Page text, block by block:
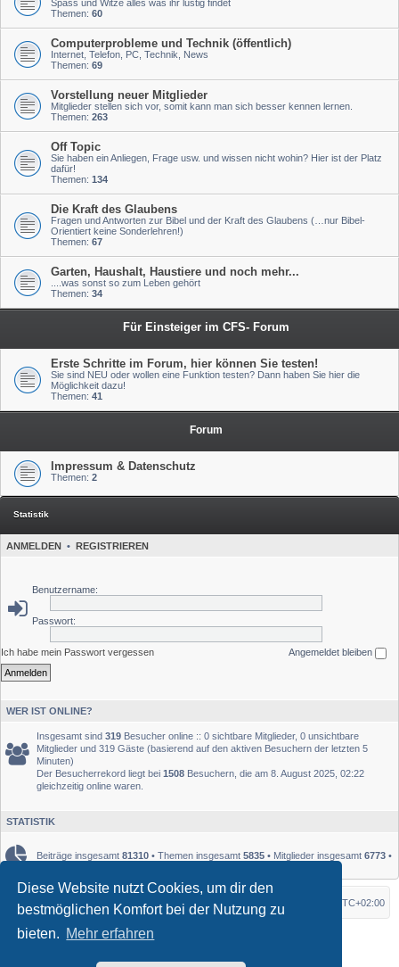
Diese Website nutzt Cookies, um dir den
bestmöglichen Komfort bei der Nutzung zu
bieten. Mehr erfahren
Spass und Witze alles was ihr lustig findet
Themen: 60
Computerprobleme und Technik (öffentlich)
Internet, Telefon, PC, Technik, News
Themen: 69
Vorstellung neuer Mitglieder
Mitglieder stellen sich vor, somit kann man sich besser kennen lernen.
Themen: 263
Off Topic
Sie haben ein Anliegen, Frage usw. und wissen nicht wohin? Hier ist der Platz
dafür!
Themen: 134
Die Kraft des Glaubens
Fragen und Antworten zur Bibel und der Kraft des Glaubens (…nur Bibel-
Orientiert keine Sonderlehren!)
Themen: 67
Garten, Haushalt, Haustiere und noch mehr...
....was sonst so zum Leben gehört
Themen: 34
Für Einsteiger im CFS- Forum
Erste Schritte im Forum, hier können Sie testen!
Sie sind NEU oder wollen eine Funktion testen? Dann haben Sie hier die
Möglichkeit dazu!
Themen: 41
Forum
Impressum & Datenschutz
Themen: 2
Statistik
ANMELDEN • REGISTRIEREN
Benutzername:
Passwort:
Ich habe mein Passwort vergessen Angemeldet bleiben
WER IST ONLINE?
Insgesamt sind 319 Besucher online :: 0 sichtbare Mitglieder, 0 unsichtbare
Mitglieder und 319 Gäste (basierend auf den aktiven Besuchern der letzten 5
Minuten)
Der Besucherrekord liegt bei 1508 Besuchern, die am 8. August 2025, 02:22
gleichzeitig online waren.
STATISTIK
Beiträge insgesamt 81310 • Themen insgesamt 5835 • Mitglieder insgesamt 6773 •
Startseite Foren-Übersicht UTC+02:00
*Original Author: